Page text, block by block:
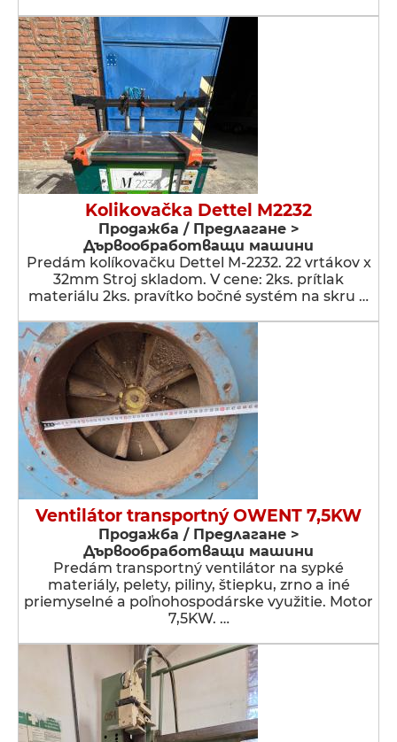
Kolikovačka Dettel M2232
Продажба / Предлагане >
Дървообработващи машини
Predám kolíkovačku Dettel M-2232. 22 vrtákov x
32mm Stroj skladom. V cene: 2ks. prítlak
materiálu 2ks. pravítko bočné systém na skru …
Ventilátor transportný OWENT 7,5KW
Продажба / Предлагане >
Дървообработващи машини
Predám transportný ventilátor na sypké
materiály, pelety, piliny, štiepku, zrno a iné
priemyselné a poľnohospodárske využitie. Motor
7,5KW. …